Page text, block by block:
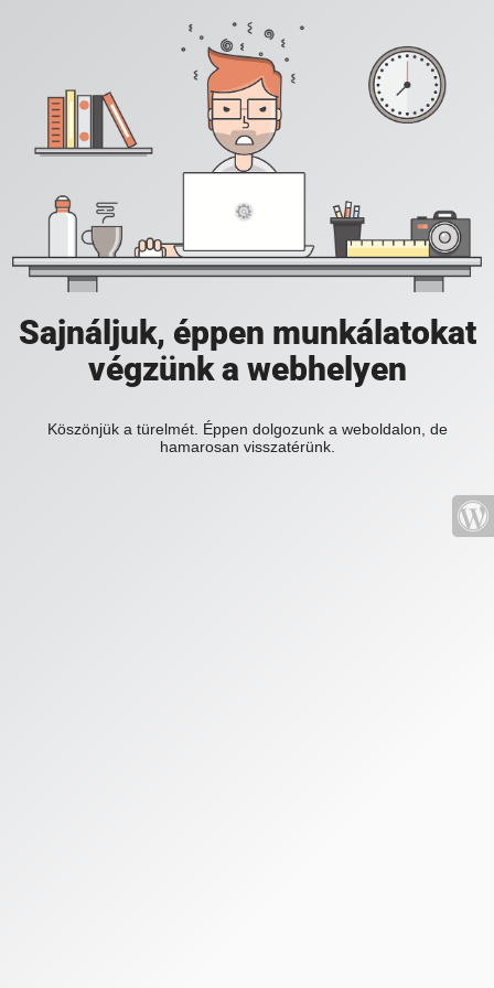
Sajnáljuk, éppen munkálatokat
végzünk a webhelyen
Köszönjük a türelmét. Éppen dolgozunk a weboldalon, de
hamarosan visszatérünk.